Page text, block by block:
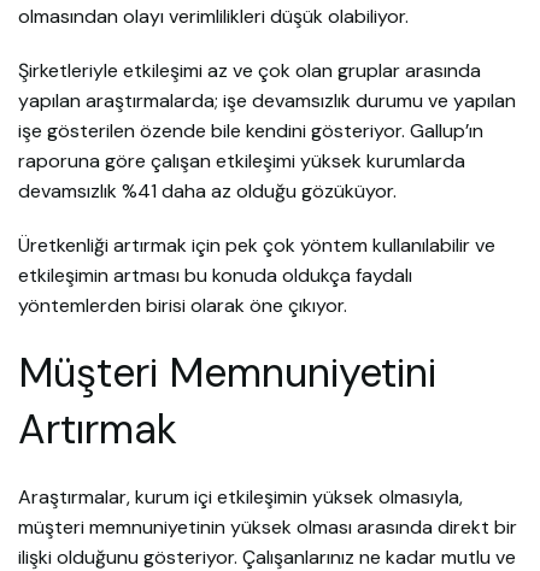
olmasından olayı verimlilikleri düşük olabiliyor.
Şirketleriyle etkileşimi az ve çok olan gruplar arasında
yapılan araştırmalarda; işe devamsızlık durumu ve yapılan
işe gösterilen özende bile kendini gösteriyor. Gallup’ın
raporuna göre çalışan etkileşimi yüksek kurumlarda
devamsızlık %41 daha az olduğu gözüküyor.
Üretkenliği artırmak için pek çok yöntem kullanılabilir ve
etkileşimin artması bu konuda oldukça faydalı
yöntemlerden birisi olarak öne çıkıyor.
Müşteri Memnuniyetini
Artırmak
Araştırmalar, kurum içi etkileşimin yüksek olmasıyla,
müşteri memnuniyetinin yüksek olması arasında direkt bir
ilişki olduğunu gösteriyor. Çalışanlarınız ne kadar mutlu ve